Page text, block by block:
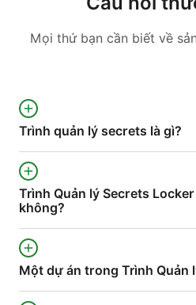
Mọi thứ bạn cần biết về
Trình quản lý secrets là gì?
Trình Quản lý Secrets
không?
Một dự án trong Trình Quản